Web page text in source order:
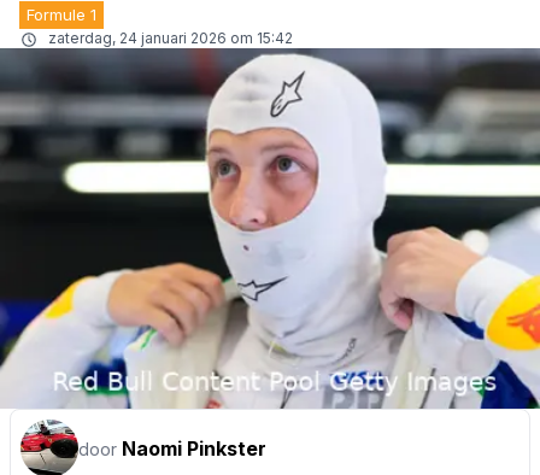
Formule 1
zaterdag, 24 januari 2026 om 15:42
door Naomi Pinkster